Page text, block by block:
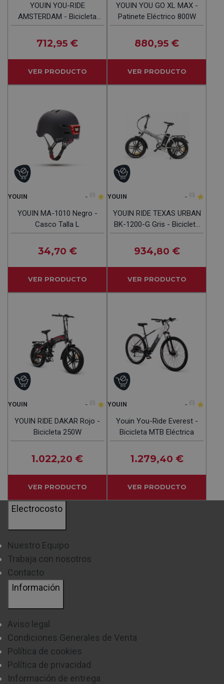
YOUIN YOU-RIDE
AMSTERDAM - Bicicleta
250W
712,95 €
VER PRODUCTO
YOUIN YOU GO XL MAX -
Patinete Eléctrico 800W
880,95 €
VER PRODUCTO
YOUIN - (0)
YOUIN MA-1010 Negro -
Casco Talla L
34,70 €
VER PRODUCTO
YOUIN - (0)
YOUIN RIDE TEXAS URBAN
BK-1200-G Gris - Bicicleta
20" 250W
934,80 €
VER PRODUCTO
YOUIN - (0)
YOUIN RIDE DAKAR Rojo -
Bicicleta 250W
1.022,20 €
VER PRODUCTO
YOUIN - (0)
Youin You-Ride Everest -
Bicicleta MTB Eléctrica
1.279,40 €
VER PRODUCTO
Electrocosto
Nuestro Equipo
Trabaja con nosotros
Contacto
Información
Aviso legal
Condiciones Generales de Venta
Política de cookies
Política de privacidad
Información de entrega